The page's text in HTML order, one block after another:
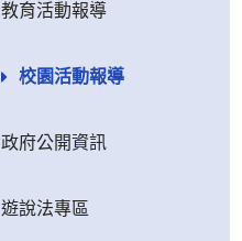
教育活動報導
校園活動報導
政府公開資訊
遊說法專區